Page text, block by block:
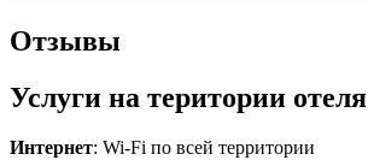
Отзывы
Услуги на територии отеля
Интернет: Wi-Fi по всей территории